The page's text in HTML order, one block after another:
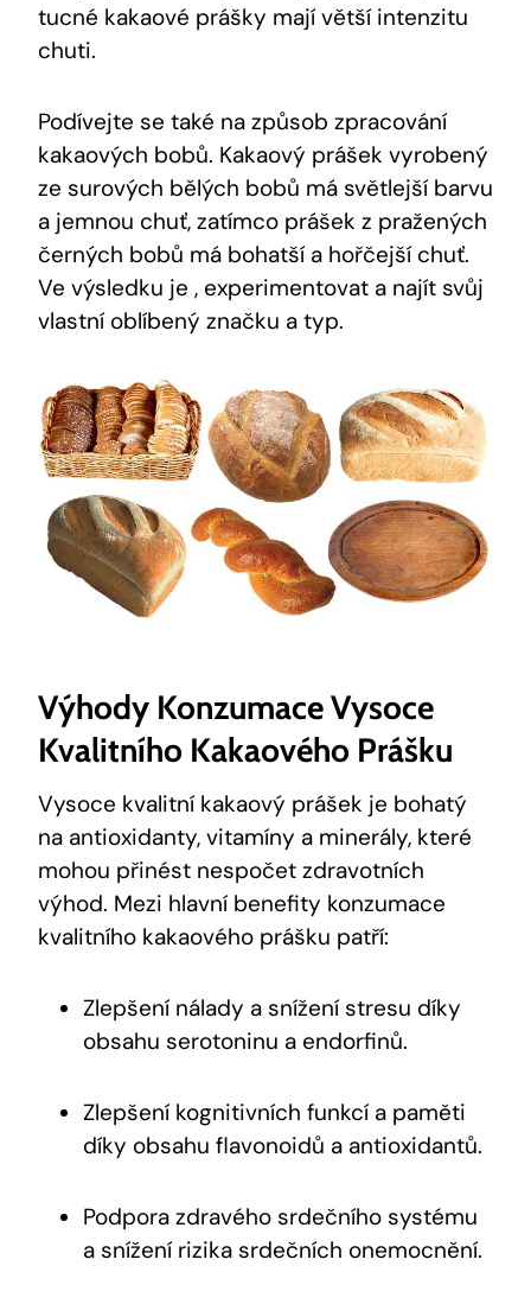
tucné kakaové prášky mají větší intenzitu
chuti.
Podívejte se také na způsob zpracování
kakaových bobů. Kakaový prášek vyrobený
ze surových bělých bobů má světlejší barvu
a jemnou chuť, zatímco prášek z pražených
černých bobů má bohatší a hořčejší chuť.
Ve výsledku je , experimentovat a najít svůj
vlastní oblíbený značku a typ.
Výhody Konzumace Vysoce
Kvalitního Kakaového Prášku
Vysoce kvalitní kakaový prášek je bohatý
na antioxidanty, vitamíny a minerály, které
mohou přinést nespočet zdravotních
výhod. Mezi hlavní benefity konzumace
kvalitního kakaového prášku patří:
Zlepšení nálady a snížení stresu díky
obsahu serotoninu a endorfinů.
Zlepšení kognitivních funkcí a paměti
díky obsahu flavonoidů a antioxidantů.
Podpora zdravého srdečního systému
a snížení rizika srdečních onemocnění.